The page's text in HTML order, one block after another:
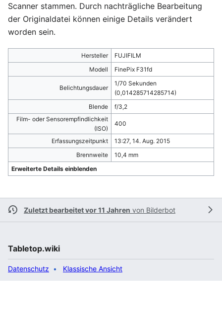
Scanner stammen. Durch nachträgliche Bearbeitung
der Originaldatei können einige Details verändert
worden sein.
Hersteller
FUJIFILM
Modell
FinePix F31fd
Belichtungsdauer
1/70 Sekunden
(0,014285714285714)
Blende
f/3,2
Film- oder Sensorempfindlichkeit
(ISO)
400
Erfassungszeitpunkt
13:27, 14. Aug. 2015
Brennweite
10,4 mm
Erweiterte Details einblenden
Zuletzt bearbeitet vor 11 Jahren von Bilderbot
Tabletop.wiki
Datenschutz Klassische Ansicht